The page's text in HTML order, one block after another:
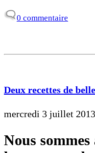
0 commentaire
Deux recettes de
mercredi 3 juillet 2013
Nous